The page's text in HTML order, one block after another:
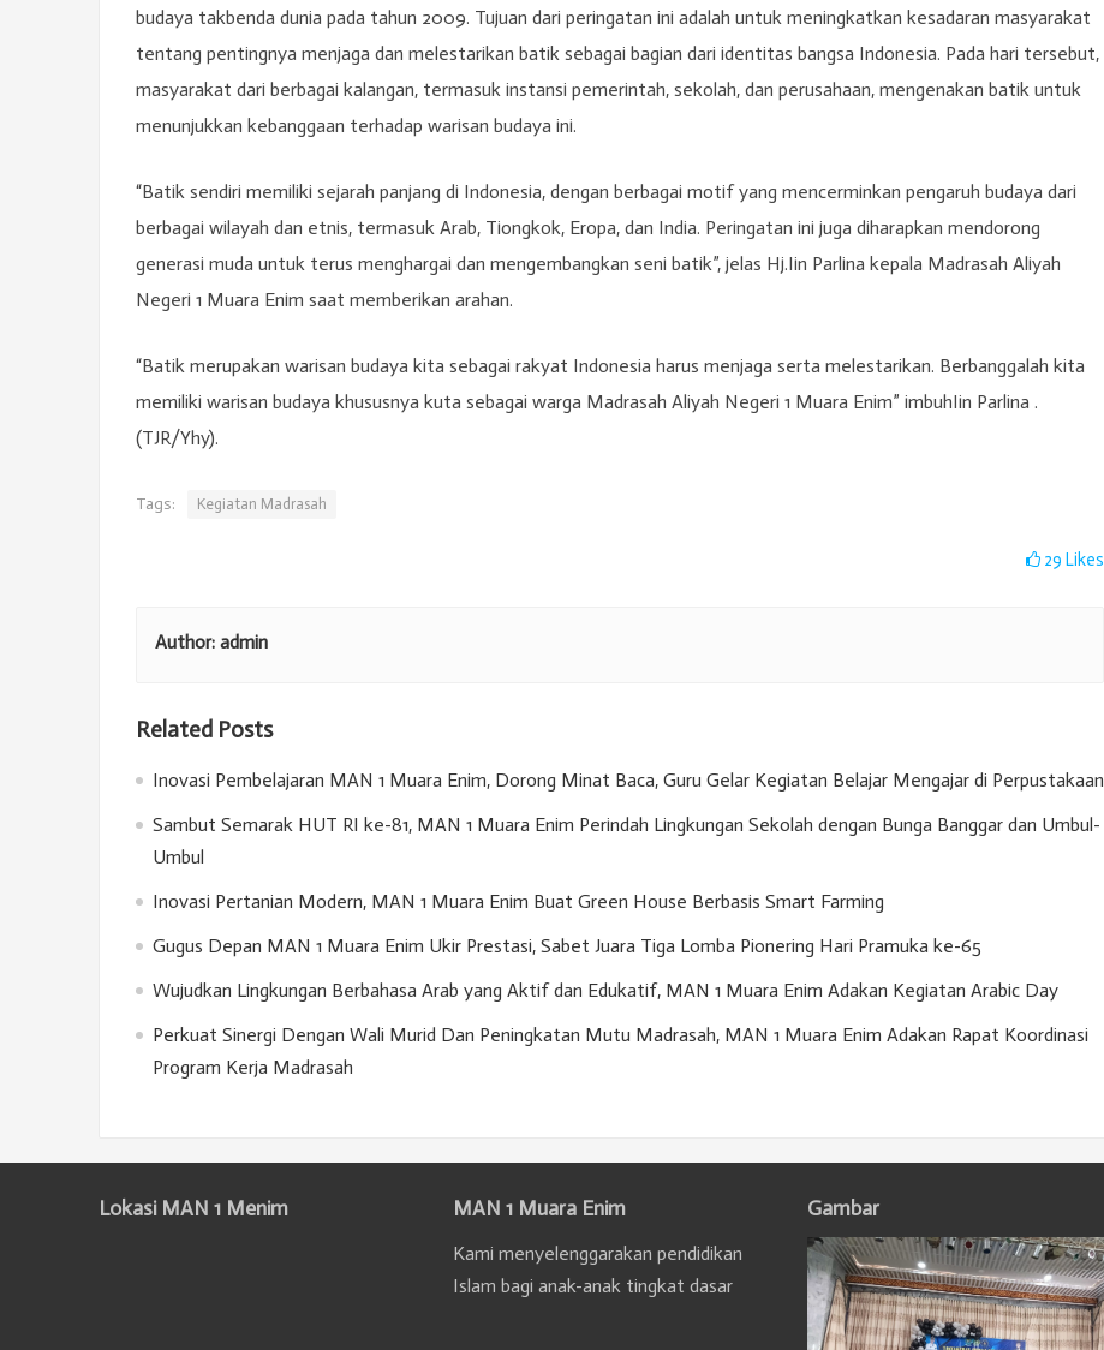
budaya takbenda dunia pada tahun 2009. Tujuan dari peringatan ini adalah untuk meningkatkan kesadaran masyarakat
tentang pentingnya menjaga dan melestarikan batik sebagai bagian dari identitas bangsa Indonesia. Pada hari tersebut,
masyarakat dari berbagai kalangan, termasuk instansi pemerintah, sekolah, dan perusahaan, mengenakan batik untuk
menunjukkan kebanggaan terhadap warisan budaya ini.
“Batik sendiri memiliki sejarah panjang di Indonesia, dengan berbagai motif yang mencerminkan pengaruh budaya dari
berbagai wilayah dan etnis, termasuk Arab, Tiongkok, Eropa, dan India. Peringatan ini juga diharapkan mendorong
generasi muda untuk terus menghargai dan mengembangkan seni batik”, jelas Hj.Iin Parlina kepala Madrasah Aliyah
Negeri 1 Muara Enim saat memberikan arahan.
“Batik merupakan warisan budaya kita sebagai rakyat Indonesia harus menjaga serta melestarikan. Berbanggalah kita
memiliki warisan budaya khususnya kuta sebagai warga Madrasah Aliyah Negeri 1 Muara Enim” imbuhIin Parlina .
(TJR/Yhy).
Tags: Kegiatan Madrasah
29 Likes
Author: admin
Related Posts
Inovasi Pembelajaran MAN 1 Muara Enim, Dorong Minat Baca, Guru Gelar Kegiatan Belajar Mengajar di Perpustakaan
Sambut Semarak HUT RI ke-81, MAN 1 Muara Enim Perindah Lingkungan Sekolah dengan Bunga Banggar dan Umbul-
Umbul
Inovasi Pertanian Modern, MAN 1 Muara Enim Buat Green House Berbasis Smart Farming
Gugus Depan MAN 1 Muara Enim Ukir Prestasi, Sabet Juara Tiga Lomba Pionering Hari Pramuka ke-65
Wujudkan Lingkungan Berbahasa Arab yang Aktif dan Edukatif, MAN 1 Muara Enim Adakan Kegiatan Arabic Day
Perkuat Sinergi Dengan Wali Murid Dan Peningkatan Mutu Madrasah, MAN 1 Muara Enim Adakan Rapat Koordinasi
Program Kerja Madrasah
Lokasi MAN 1 Menim MAN 1 Muara Enim
Kami menyelenggarakan pendidikan
Islam bagi anak-anak tingkat dasar
Gambar